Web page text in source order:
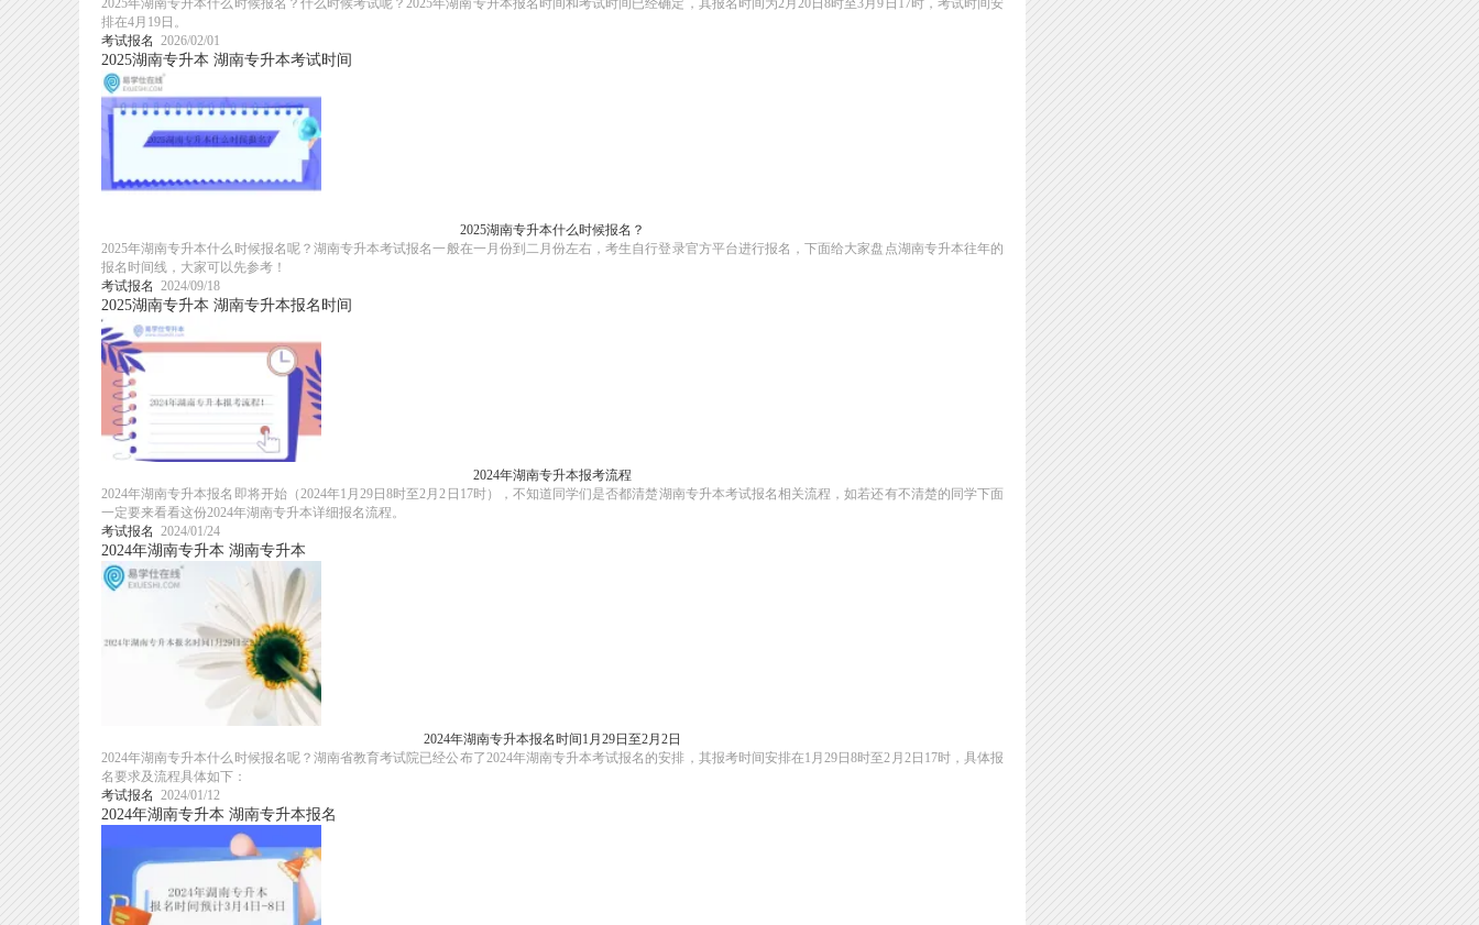
2025年湖南专升本什么时候报名？什么时候考试呢？2025年湖南专升本报名时间和考试时间已经确定，其报名时间为2月20日8时至3月9日17时，考试时间安
排在4月19日。
考试报名 2026/02/01
2025湖南专升本 湖南专升本考试时间
2025湖南专升本什么时候报名？
2025年湖南专升本什么时候报名呢？湖南专升本考试报名一般在一月份到二月份左右，考生自行登录官方平台进行报名，下面给大家盘点湖南专升本往年的
报名时间线，大家可以先参考！
考试报名
2024/09/18
2025湖南专升本 湖南专升本报名时间
2024年湖南专升本报考流程
2024年湖南专升本报名即将开始（2024年1月29日8时至2月2日17时），不知道同学们是否都清楚湖南专升本考试报名相关流程，如若还有不清楚的同学下面
一定要来看看这份2024年湖南专升本详细报名流程。
考试报名
2024/01/24
2024年湖南专升本 湖南专升本
2024年湖南专升本报名时间1月29日至2月2日
2024年湖南专升本什么时候报名呢？湖南省教育考试院已经公布了2024年湖南专升本考试报名的安排，其报考时间安排在1月29日8时至2月2日17时，具体报
名要求及流程具体如下：
考试报名 2024/01/12
2024年湖南专升本 湖南专升本报名